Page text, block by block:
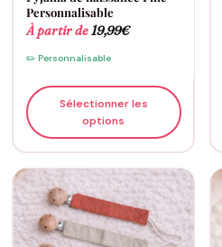
Personnalisable
À partir de19,99€
✏️ Personnalisable
Sélectionner les
options